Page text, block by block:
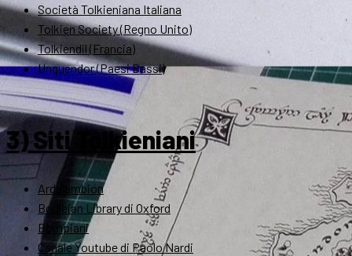
Società Tolkieniana Italiana
Tolkien Society (Regno Unito)
Tolkiendil (Francia)
Unquendor (Paesi Bassi)
3) Siti Tolkieniani
Ardalambion
Bodleian Library di Oxford
Bompiani
Canale Youtube di Paolo Nardi